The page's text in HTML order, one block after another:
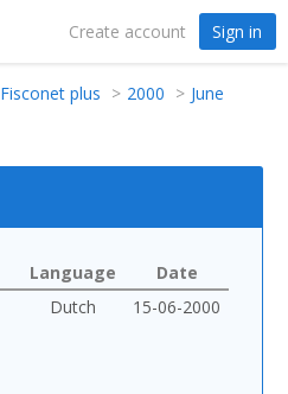
Create account Sign in
Fisconet plus 2000
June
Language
Date
Dutch 15-06-2000